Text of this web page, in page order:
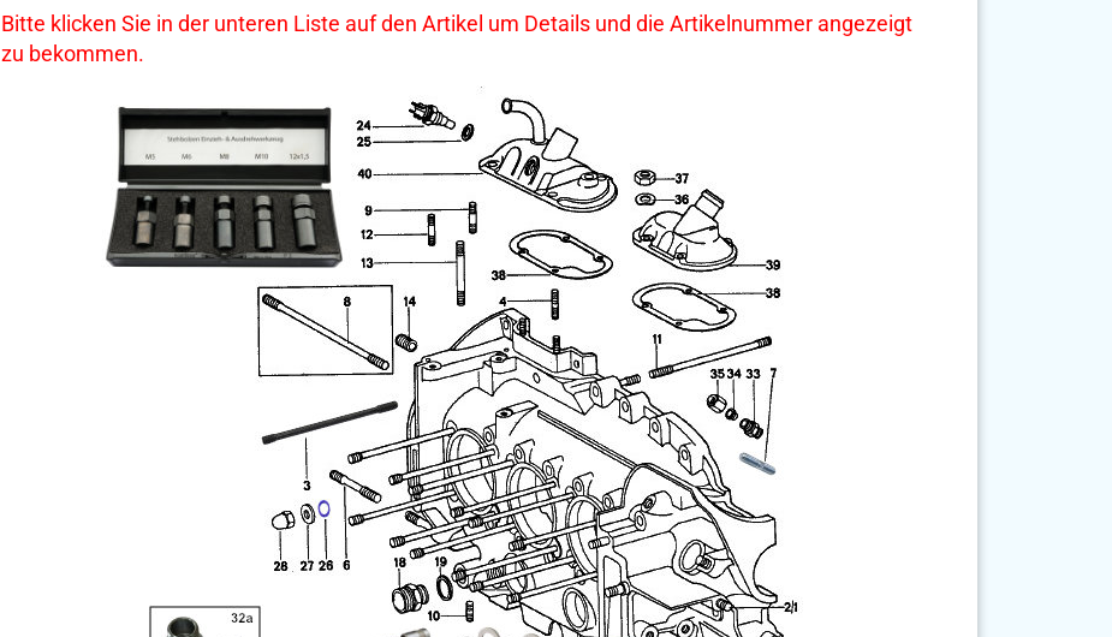
Bitte klicken Sie in der unteren Liste auf den Artikel um Details und die Artikelnummer angezeigt
zu bekommen.